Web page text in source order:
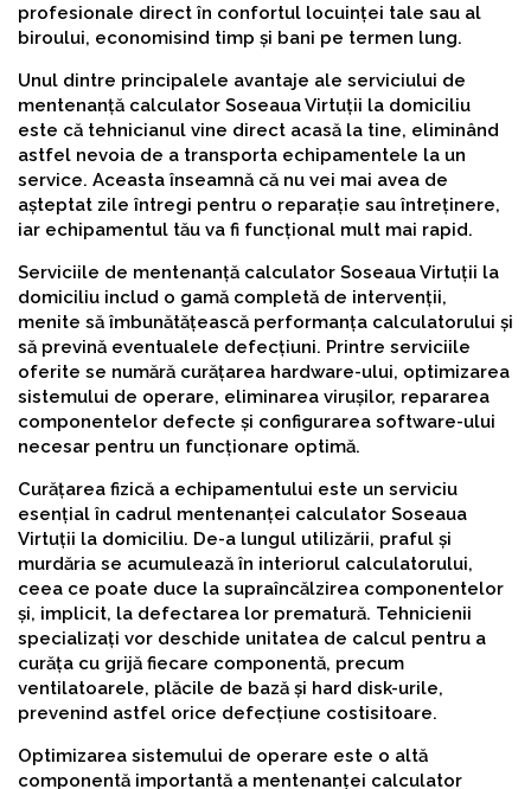
profesionale direct în confortul locuinței tale sau al
biroului, economisind timp și bani pe termen lung.
Unul dintre principalele avantaje ale serviciului de
mentenanță calculator Soseaua Virtuții la domiciliu
este că tehnicianul vine direct acasă la tine, eliminând
astfel nevoia de a transporta echipamentele la un
service. Aceasta înseamnă că nu vei mai avea de
așteptat zile întregi pentru o reparație sau întreținere,
iar echipamentul tău va fi funcțional mult mai rapid.
Serviciile de mentenanță calculator Soseaua Virtuții la
domiciliu includ o gamă completă de intervenții,
menite să îmbunătățească performanța calculatorului și
să prevină eventualele defecțiuni. Printre serviciile
oferite se numără curățarea hardware-ului, optimizarea
sistemului de operare, eliminarea virușilor, repararea
componentelor defecte și configurarea software-ului
necesar pentru un funcționare optimă.
Curățarea fizică a echipamentului este un serviciu
esențial în cadrul mentenanței calculator Soseaua
Virtuții la domiciliu. De-a lungul utilizării, praful și
murdăria se acumulează în interiorul calculatorului,
ceea ce poate duce la supraîncălzirea componentelor
și, implicit, la defectarea lor prematură. Tehnicienii
specializați vor deschide unitatea de calcul pentru a
curăța cu grijă fiecare componentă, precum
ventilatoarele, plăcile de bază și hard disk-urile,
prevenind astfel orice defecțiune costisitoare.
Optimizarea sistemului de operare este o altă
componentă importantă a mentenanței calculator